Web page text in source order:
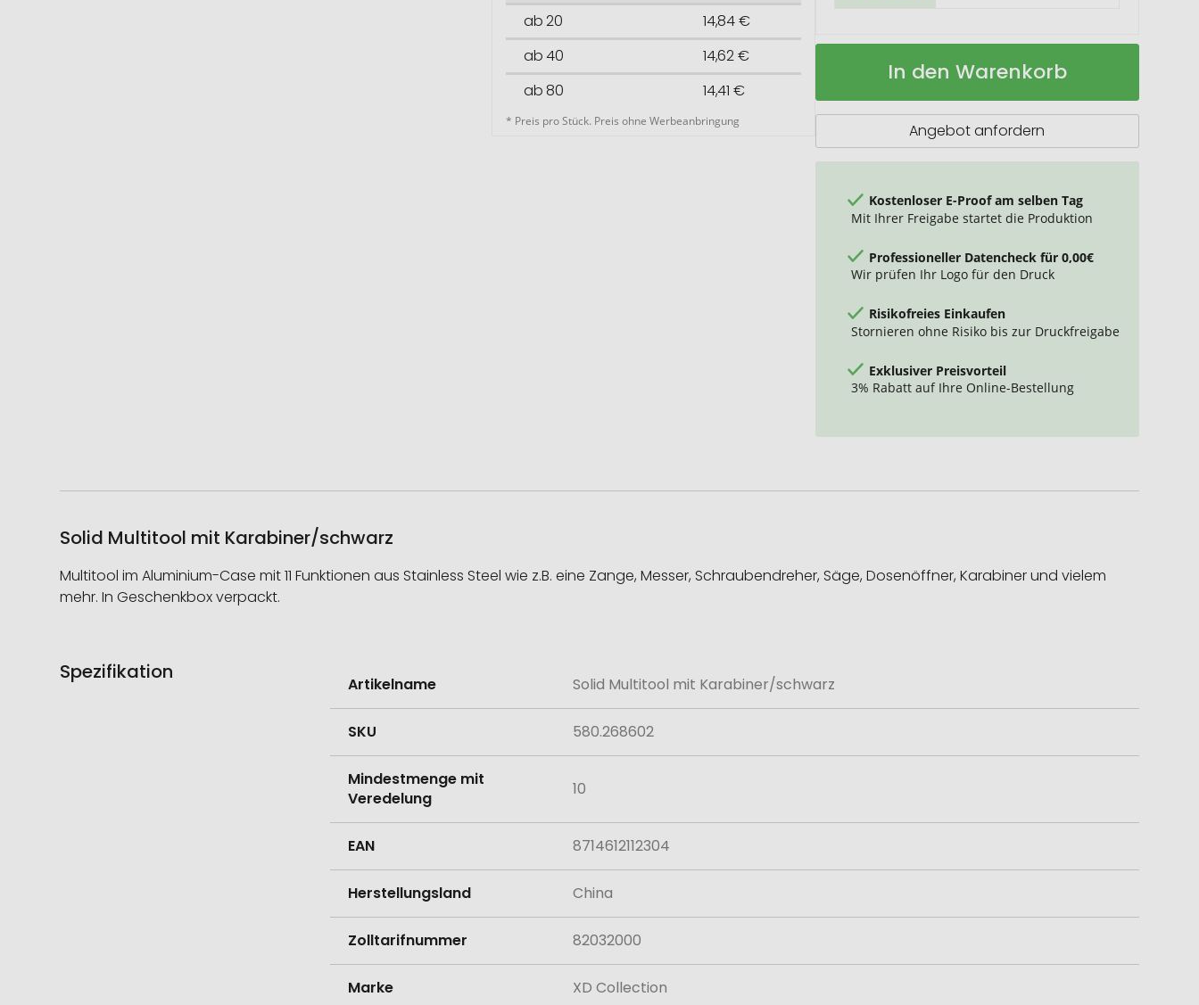
ab 20
14,84 €
ab 40
14,62 €
ab 80
14,41 €
* Preis pro Stück. Preis ohne Werbeanbringung
Solid
Karabiner
Auf
In den Warenkorb
Angebot anfordern
Kostenloser E-Proof am selben Tag
Mit Ihrer Freigabe startet die Produktion
Professioneller Datencheck für 0,00€
Wir prüfen Ihr Logo für den Druck
Risikofreies Einkaufen
Stornieren ohne Risiko bis zur Druckfreigabe
Exklusiver Preisvorteil
3% Rabatt auf Ihre Online-Bestellung
Solid Multitool mit Karabiner/schwarz
Multitool im Aluminium-Case mit 11 Funktionen aus Stainless Steel wie z.B. eine Zange, Messer, Schraubendreher, Säge, Dosenöffner, Karabiner und vielem
mehr. In Geschenkbox verpackt.
Spezifikation
Informationen
Artikelname Solid Multitool mit Karabiner/schwarz
SKU 580.268602
Mindestmenge mit
Veredelung
10
EAN 8714612112304
Herstellungsland China
Zolltarifnummer 82032000
Marke XD Collection